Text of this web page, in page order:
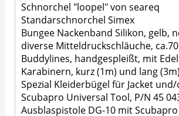
Schnorchel "loopel" von seareq
Standarschnorchel Simex
Bungee Nackenband Silikon, gelb,
diverse Mitteldruckschläuche,
Buddylines, handgespleißt, mit
Karabinern, kurz (1m) und lang (3m)
Spezial Kleiderbügel für Jacket
Scubapro Universal Tool, P/N 45
Ausblaspistole DG-10 mit Scubapro